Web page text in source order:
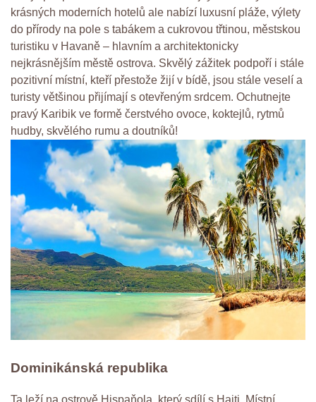
krásných moderních hotelů ale nabízí luxusní pláže, výlety
do přírody na pole s tabákem a cukrovou třtinou, městskou
turistiku v Havaně – hlavním a architektonicky
nejkrásnějším městě ostrova. Skvělý zážitek podpoří i stále
pozitivní místní, kteří přestože žijí v bídě, jsou stále veselí a
turisty většinou přijímají s otevřeným srdcem. Ochutnejte
pravý Karibik ve formě čerstvého ovoce, koktejlů, rytmů
hudby, skvělého rumu a doutníků!
Dominikánská republika
Ta leží na ostrově Hispaňola, který sdílí s Haiti. Místní